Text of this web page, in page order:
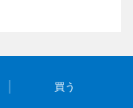
買う